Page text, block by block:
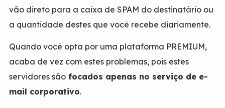
vão direto para a caixa de SPAM do destinatário ou
a quantidade destes que você recebe diariamente.
Quando você opta por uma plataforma PREMIUM,
acaba de vez com estes problemas, pois estes
servidores sãofocados apenas no serviço de e-
mail corporativo.